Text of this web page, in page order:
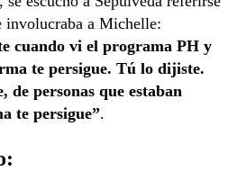
involucraba a Michelle:
cuando vi el programa PH y
te persigue. Tú lo dijiste.
de personas que estaban
te persigue”.